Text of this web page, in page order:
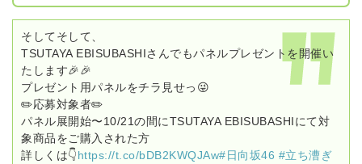
そしてそして、
TSUTAYA EBISUBASHIさんでもパネルプレゼントを開催い
たします🎉🎉
プレゼント用パネルをチラ見せっ😜
✏️応募対象者✏️
パネル展開始〜10/21の間にTSUTAYA EBISUBASHIにて対
象商品をご購入された方
詳しくは👇https://t.co/bDB2KWQJAw#日向坂46 #立ち漕ぎ